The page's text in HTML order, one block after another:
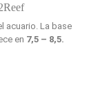
acuario. La base
en 7,5 – 8,5.